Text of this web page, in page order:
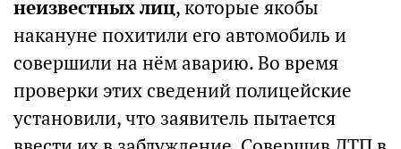
неизвестных лиц, которые якобы
накануне похитили его автомобиль и
совершили на нём аварию. Во время
проверки этих сведений полицейские
установили, что заявитель пытается